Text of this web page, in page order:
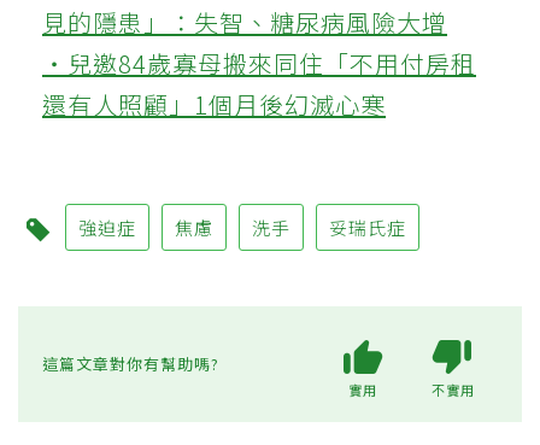
見的隱患」：失智、糖尿病風險大增
‧兒邀84歲寡母搬來同住「不用付房租
還有人照顧」1個月後幻滅心寒
強迫症 焦慮 洗手 妥瑞氏症
這篇文章對你有幫助嗎?
實用 不實用